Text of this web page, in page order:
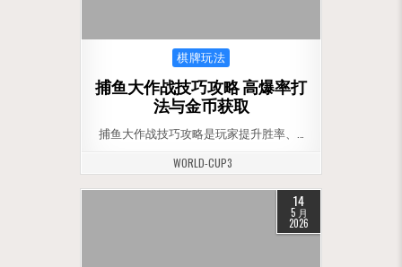
Posted in
棋牌玩法
捕鱼大作战技巧攻略 高爆率打
法与金币获取
捕鱼大作战技巧攻略是玩家提升胜率、…
WORLD-CUP3
14
5 月
2026